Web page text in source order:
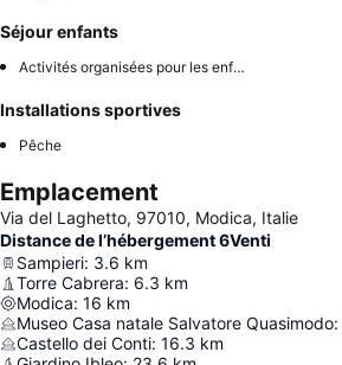
Séjour enfants
Activités organisées pour les enfants
Installations sportives
Pêche
Emplacement
Via del Laghetto, 97010, Modica, Italie
Distance de l’hébergement 6Venti
Sampieri: 3.6 km
Torre Cabrera: 6.3 km
Modica: 16 km
Museo Casa natale Salvatore Quasimodo:
Castello dei Conti: 16.3 km